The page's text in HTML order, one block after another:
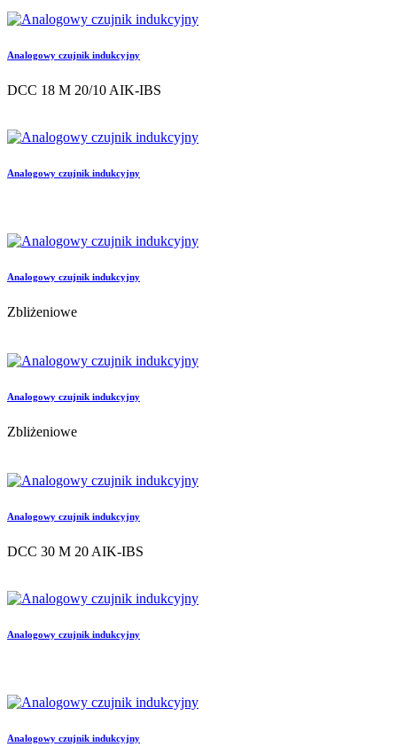
Analogowy czujnik indukcyjny
DCC 18 M 20/10 AIK-IBS
Analogowy czujnik indukcyjny
Analogowy czujnik indukcyjny
Zbliżeniowe
Analogowy czujnik indukcyjny
Zbliżeniowe
Analogowy czujnik indukcyjny
DCC 30 M 20 AIK-IBS
Analogowy czujnik indukcyjny
Analogowy czujnik indukcyjny